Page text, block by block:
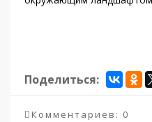
Поделиться:
Комментариев: 0